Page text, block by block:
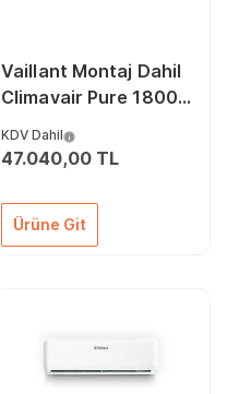
Vaillant Montaj Dahil
Climavair Pure 18000
KDV Dahil
47.040,00 TL
Ürüne Git